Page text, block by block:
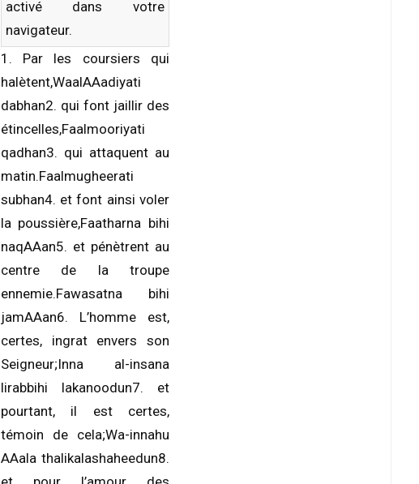
activé dans votre
navigateur.
1. Par les coursiers qui
halètent,WaalAAadiyati
dabhan2. qui font jaillir des
étincelles,Faalmooriyati
qadhan3. qui attaquent au
matin.Faalmugheerati
subhan4. et font ainsi voler
la poussière,Faatharna bihi
naqAAan5. et pénètrent au
centre de la troupe
ennemie.Fawasatna bihi
jamAAan6. L’homme est,
certes, ingrat envers son
Seigneur;Inna al-insana
lirabbihi lakanoodun7. et
pourtant, il est certes,
témoin de cela;Wa-innahu
AAala thalikalashaheedun8.